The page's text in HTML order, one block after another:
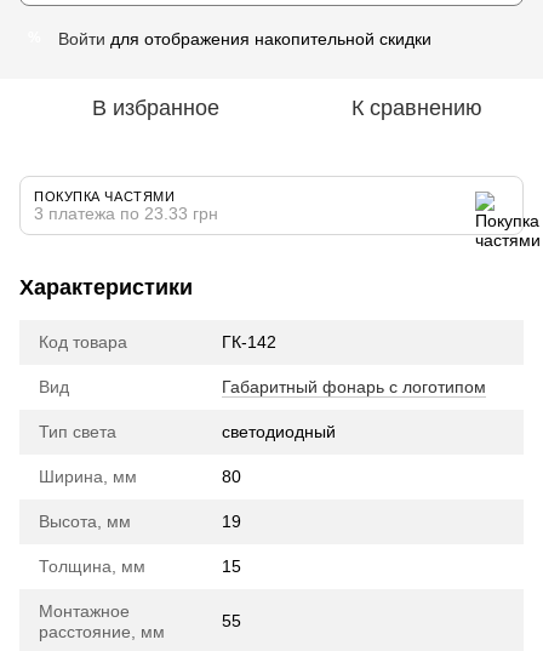
Войти для отображения накопительной скидки
В избранное К сравнению
ПОКУПКА ЧАСТЯМИ
3 платежа по 23.33 грн
Характеристики
Код товара ГК-142
Вид Габаритный фонарь с логотипом
Тип света cветодиодный
Ширина, мм 80
Высота, мм 19
Толщина, мм 15
Монтажное
расстояние, мм
55